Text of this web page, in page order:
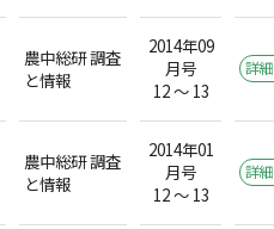
農中総研 調査
と情報
2014年09
月号
12 ～ 13
詳細
農中総研 調査
と情報
2014年01
月号
12 ～ 13
詳細